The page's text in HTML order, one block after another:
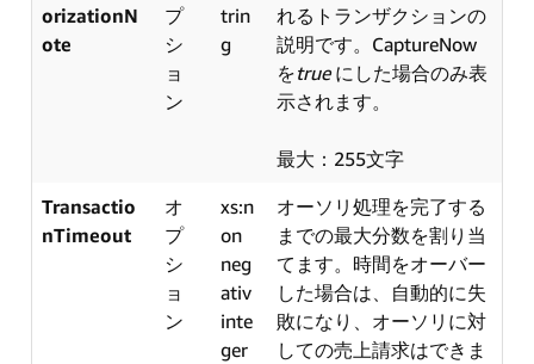
orizationN
ote
プ
シ
ョ
ン
trin
g
れるトランザクションの
説明です。CaptureNow
をtrueにした場合のみ表
示されます。
最大：255文字
Transactio
nTimeout
オ
プ
シ
ョ
ン
xs:n
on
neg
ativ
inte
ger
オーソリ処理を完了する
までの最大分数を割り当
てます。時間をオーバー
した場合は、自動的に失
敗になり、オーソリに対
しての売上請求はできま